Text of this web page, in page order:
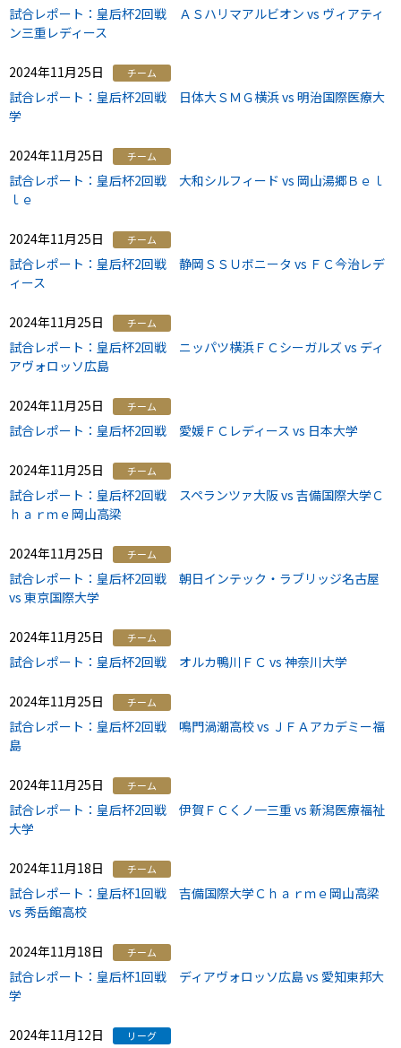
試合レポート：皇后杯2回戦 ＡＳハリマアルビオン vs ヴィアティ
ン三重レディース
2024年11月25日 チーム
試合レポート：皇后杯2回戦 日体大ＳＭＧ横浜 vs 明治国際医療大
学
2024年11月25日 チーム
試合レポート：皇后杯2回戦 大和シルフィード vs 岡山湯郷Ｂｅｌ
ｌｅ
2024年11月25日 チーム
試合レポート：皇后杯2回戦 静岡ＳＳＵボニータ vs ＦＣ今治レデ
ィース
2024年11月25日 チーム
試合レポート：皇后杯2回戦 ニッパツ横浜ＦＣシーガルズ vs ディ
アヴォロッソ広島
2024年11月25日 チーム
試合レポート：皇后杯2回戦 愛媛ＦＣレディース vs 日本大学
2024年11月25日 チーム
試合レポート：皇后杯2回戦 スペランツァ大阪 vs 吉備国際大学Ｃ
ｈａｒｍｅ岡山高梁
2024年11月25日 チーム
試合レポート：皇后杯2回戦 朝日インテック・ラブリッジ名古屋
vs 東京国際大学
2024年11月25日 チーム
試合レポート：皇后杯2回戦 オルカ鴨川ＦＣ vs 神奈川大学
2024年11月25日 チーム
試合レポート：皇后杯2回戦 鳴門渦潮高校 vs ＪＦＡアカデミー福
島
2024年11月25日 チーム
試合レポート：皇后杯2回戦 伊賀ＦＣくノ一三重 vs 新潟医療福祉
大学
2024年11月18日 チーム
試合レポート：皇后杯1回戦 吉備国際大学Ｃｈａｒｍｅ岡山高梁
vs 秀岳館高校
2024年11月18日 チーム
試合レポート：皇后杯1回戦 ディアヴォロッソ広島 vs 愛知東邦大
学
2024年11月12日 リーグ